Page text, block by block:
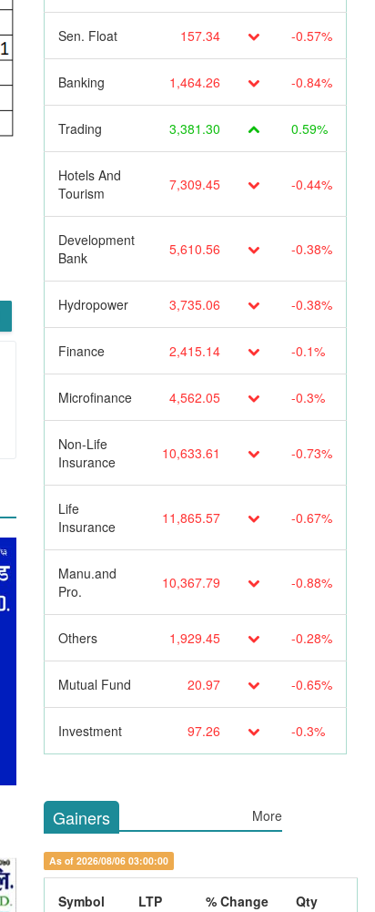
Sen. Float 157.34 -0.57%
Banking 1,464.26 -0.84%
Trading 3,381.30 0.59%
Hotels And
Tourism
7,309.45 -0.44%
Development
Bank
5,610.56 -0.38%
Hydropower 3,735.06 -0.38%
Finance 2,415.14 -0.1%
Microfinance 4,562.05 -0.3%
Non-Life
Insurance
10,633.61 -0.73%
Life
Insurance
11,865.57 -0.67%
Manu.and
Pro.
10,367.79 -0.88%
Others 1,929.45 -0.28%
Mutual Fund 20.97 -0.65%
Investment 97.26 -0.3%
Gainers More
As of 2026/08/06 03:00:00
Symbol LTP % Change Qty